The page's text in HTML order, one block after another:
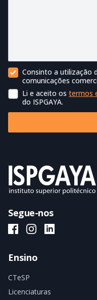
Contacto Comercial
Consinto a utilização
comunicações
Termos de utilização
Li e aceito os termos
do ISPGAYA.
Segue-nos
ISPGAYA Facebook
ISPGAYA Instagram
ISPGAYA
Ensino
CTeSP
Licenciaturas